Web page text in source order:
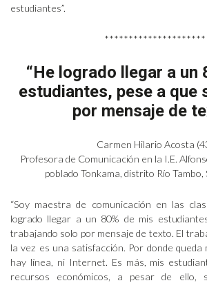
estudiantes”.
*********************
“He logrado llegar a un
estudiantes, pese a que
por mensaje de
Carmen Hilario Acosta
Profesora de Comunicación en la I.E.
poblado Tonkama, distrito Río Tambo,
“Soy maestra de comunicación en las
logrado llegar a un 80% de mis
trabajando solo por mensaje de texto. El
la vez es una satisfacción. Por donde queda
hay línea, ni Internet. Es más, mis
recursos económicos, a pesar de ello,